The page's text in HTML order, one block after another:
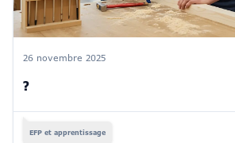
26 novembre 2025
?
EFP et apprentissage